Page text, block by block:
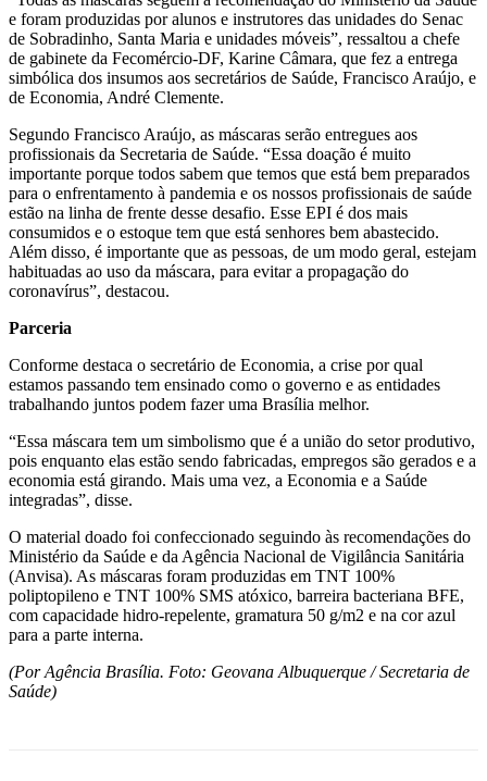
e foram produzidas por alunos e instrutores das unidades do Senac
de Sobradinho, Santa Maria e unidades móveis”, ressaltou a chefe
de gabinete da Fecomércio-DF, Karine Câmara, que fez a entrega
simbólica dos insumos aos secretários de Saúde, Francisco Araújo, e
de Economia, André Clemente.
Segundo Francisco Araújo, as máscaras serão entregues aos
profissionais da Secretaria de Saúde. “Essa doação é muito
importante porque todos sabem que temos que está bem preparados
para o enfrentamento à pandemia e os nossos profissionais de saúde
estão na linha de frente desse desafio. Esse EPI é dos mais
consumidos e o estoque tem que está senhores bem abastecido.
Além disso, é importante que as pessoas, de um modo geral, estejam
habituadas ao uso da máscara, para evitar a propagação do
coronavírus”, destacou.
Parceria
Conforme destaca o secretário de Economia, a crise por qual
estamos passando tem ensinado como o governo e as entidades
trabalhando juntos podem fazer uma Brasília melhor.
“Essa máscara tem um simbolismo que é a união do setor produtivo,
pois enquanto elas estão sendo fabricadas, empregos são gerados e a
economia está girando. Mais uma vez, a Economia e a Saúde
integradas”, disse.
O material doado foi confeccionado seguindo às recomendações do
Ministério da Saúde e da Agência Nacional de Vigilância Sanitária
(Anvisa). As máscaras foram produzidas em TNT 100%
poliptopileno e TNT 100% SMS atóxico, barreira bacteriana BFE,
com capacidade hidro-repelente, gramatura 50 g/m2 e na cor azul
para a parte interna.
(Por Agência Brasília. Foto: Geovana Albuquerque / Secretaria de
Saúde)